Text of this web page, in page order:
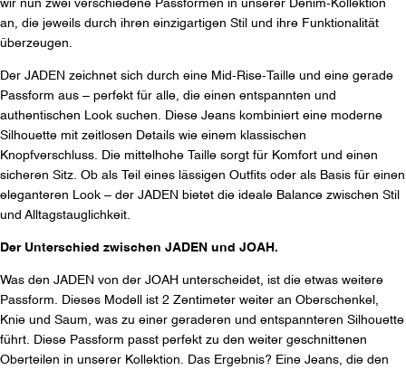
wir nun zwei verschiedene Passformen in unserer Denim-Kollektion
an, die jeweils durch ihren einzigartigen Stil und ihre Funktionalität
überzeugen.
Der JADEN zeichnet sich durch eine Mid-Rise-Taille und eine gerade
Passform aus – perfekt für alle, die einen entspannten und
authentischen Look suchen. Diese Jeans kombiniert eine moderne
Silhouette mit zeitlosen Details wie einem klassischen
Knopfverschluss. Die mittelhohe Taille sorgt für Komfort und einen
sicheren Sitz. Ob als Teil eines lässigen Outfits oder als Basis für einen
eleganteren Look – der JADEN bietet die ideale Balance zwischen Stil
und Alltagstauglichkeit.
Der Unterschied zwischen JADEN und JOAH.
Was den JADEN von der JOAH unterscheidet, ist die etwas weitere
Passform. Dieses Modell ist 2 Zentimeter weiter an Oberschenkel,
Knie und Saum, was zu einer geraderen und entspannteren Silhouette
führt. Diese Passform passt perfekt zu den weiter geschnittenen
Oberteilen in unserer Kollektion. Das Ergebnis? Eine Jeans, die den